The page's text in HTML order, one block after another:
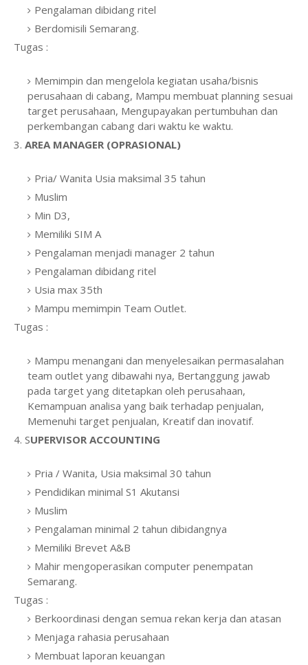
Pengalaman dibidang ritel
Berdomisili Semarang.
Tugas :
Memimpin dan mengelola kegiatan usaha/bisnis
perusahaan di cabang, Mampu membuat planning sesuai
target perusahaan, Mengupayakan pertumbuhan dan
perkembangan cabang dari waktu ke waktu.
3. AREA MANAGER (OPRASIONAL)
Pria/ Wanita Usia maksimal 35 tahun
Muslim
Min D3,
Memiliki SIM A
Pengalaman menjadi manager 2 tahun
Pengalaman dibidang ritel
Usia max 35th
Mampu memimpin Team Outlet.
Tugas :
Mampu menangani dan menyelesaikan permasalahan
team outlet yang dibawahi nya, Bertanggung jawab
pada target yang ditetapkan oleh perusahaan,
Kemampuan analisa yang baik terhadap penjualan,
Memenuhi target penjualan, Kreatif dan inovatif.
4. SUPERVISOR ACCOUNTING
Pria / Wanita, Usia maksimal 30 tahun
Pendidikan minimal S1 Akutansi
Muslim
Pengalaman minimal 2 tahun dibidangnya
Memiliki Brevet A&B
Mahir mengoperasikan computer penempatan
Semarang.
Tugas :
Berkoordinasi dengan semua rekan kerja dan atasan
Menjaga rahasia perusahaan
Membuat laporan keuangan